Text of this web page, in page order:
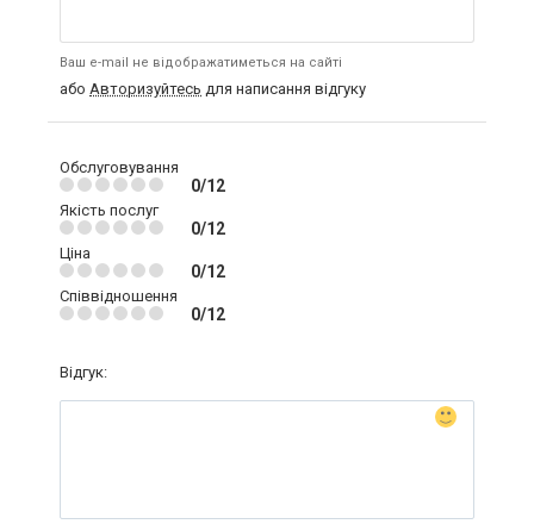
Ваш e-mail не відображатиметься на сайті
або Авторизуйтесь для написання відгуку
Обслуговування
0/12
Якість послуг
0/12
Ціна
0/12
Співвідношення
0/12
Відгук: